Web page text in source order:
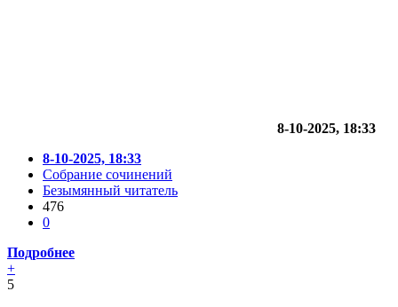
8-10-2025, 18:33
8-10-2025, 18:33
Собрание сочинений
Безымянный читатель
476
0
Подробнее
+
5